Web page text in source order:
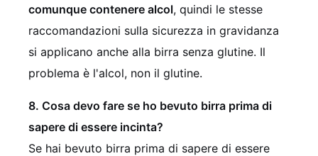
comunque contenere alcol, quindi le stesse
raccomandazioni sulla sicurezza in gravidanza
si applicano anche alla birra senza glutine. Il
problema è l'alcol, non il glutine.
8. Cosa devo fare se ho bevuto birra prima di
sapere di essere incinta?
Se hai bevuto birra prima di sapere di essere